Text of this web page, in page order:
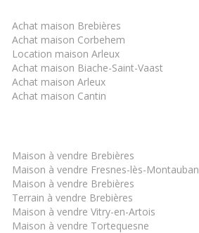
Achat maison Brebières
Achat maison Corbehem
Location maison Arleux
Achat maison Biache-Saint-Vaast
Achat maison Arleux
Achat maison Cantin
Maison à vendre Brebières
Maison à vendre Fresnes-lès-Montauban
Maison à vendre Brebières
Terrain à vendre Brebières
Maison à vendre Vitry-en-Artois
Maison à vendre Tortequesne